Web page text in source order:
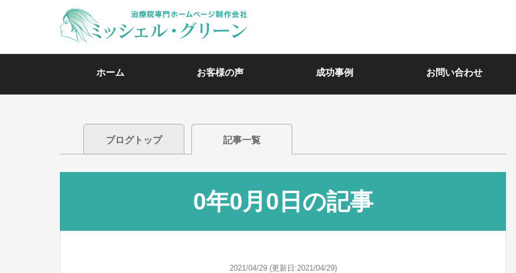
ホーム お客様の声 成功事例 お問い合わせ
ブログトップ 記事一覧
0年0月0日の記事
2021/04/29 (更新日:2021/04/29)